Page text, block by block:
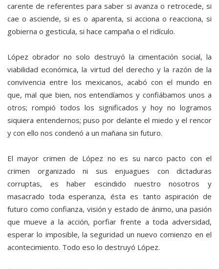
carente de referentes para saber si avanza o retrocede, si
cae o asciende, si es o aparenta, si acciona o reacciona, si
gobierna o gesticula, si hace campaña o el ridículo.
López obrador no solo destruyó la cimentación social, la
viabilidad económica, la virtud del derecho y la razón de la
convivencia entre los mexicanos, acabó con el mundo en
que, mal que bien, nos entendíamos y confiábamos unos a
otros; rompió todos los significados y hoy no logramos
siquiera entendernos; puso por delante el miedo y el rencor
y con ello nos condenó a un mañana sin futuro.
El mayor crimen de López no es su narco pacto con el
crimen organizado ni sus enjuagues con dictaduras
corruptas, es haber escindido nuestro nosotros y
masacrado toda esperanza, ésta es tanto aspiración de
futuro como confianza, visión y estado de ánimo, una pasión
que mueve a la acción, porfiar frente a toda adversidad,
esperar lo imposible, la seguridad un nuevo comienzo en el
acontecimiento. Todo eso lo destruyó López.